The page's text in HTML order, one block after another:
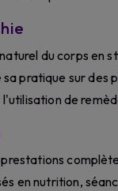
du corps en
pratique sur des
de
en nutrition,